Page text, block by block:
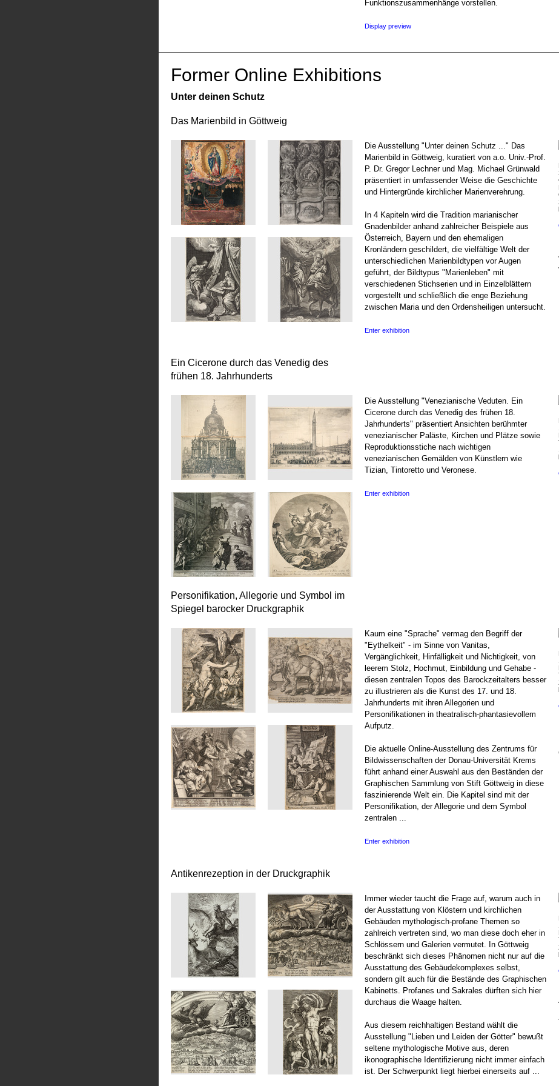
Funktionszusammenhänge vorstellen.
Display preview
Former Online Exhibitions
Unter deinen Schutz
Das Marienbild in Göttweig
Die Ausstellung "Unter deinen Schutz ..." Das
Marienbild in Göttweig, kuratiert von a.o. Univ.-Prof.
P. Dr. Gregor Lechner und Mag. Michael Grünwald
präsentiert in umfassender Weise die Geschichte
und Hintergründe kirchlicher Marienverehrung.
In 4 Kapiteln wird die Tradition marianischer
Gnadenbilder anhand zahlreicher Beispiele aus
Österreich, Bayern und den ehemaligen
Kronländern geschildert, die vielfältige Welt der
unterschiedlichen Marienbildtypen vor Augen
geführt, der Bildtypus "Marienleben" mit
verschiedenen Stichserien und in Einzelblättern
vorgestellt und schließlich die enge Beziehung
zwischen Maria und den Ordensheiligen untersucht.
Enter exhibition
Ein Cicerone durch das Venedig des
frühen 18. Jahrhunderts
Die Ausstellung "Venezianische Veduten. Ein
Cicerone durch das Venedig des frühen 18.
Jahrhunderts" präsentiert Ansichten berühmter
venezianischer Paläste, Kirchen und Plätze sowie
Reproduktionsstiche nach wichtigen
venezianischen Gemälden von Künstlern wie
Tizian, Tintoretto und Veronese.
Enter exhibition
Personifikation, Allegorie und Symbol im
Spiegel barocker Druckgraphik
Kaum eine "Sprache" vermag den Begriff der
"Eythelkeit" - im Sinne von Vanitas,
Vergänglichkeit, Hinfälligkeit und Nichtigkeit, von
leerem Stolz, Hochmut, Einbildung und Gehabe -
diesen zentralen Topos des Barockzeitalters besser
zu illustrieren als die Kunst des 17. und 18.
Jahrhunderts mit ihren Allegorien und
Personifikationen in theatralisch-phantasievollem
Aufputz.
Die aktuelle Online-Ausstellung des Zentrums für
Bildwissenschaften der Donau-Universität Krems
führt anhand einer Auswahl aus den Beständen der
Graphischen Sammlung von Stift Göttweig in diese
faszinierende Welt ein. Die Kapitel sind mit der
Personifikation, der Allegorie und dem Symbol
zentralen ...
Enter exhibition
Antikenrezeption in der Druckgraphik
Immer wieder taucht die Frage auf, warum auch in
der Ausstattung von Klöstern und kirchlichen
Gebäuden mythologisch-profane Themen so
zahlreich vertreten sind, wo man diese doch eher in
Schlössern und Galerien vermutet. In Göttweig
beschränkt sich dieses Phänomen nicht nur auf die
Ausstattung des Gebäudekomplexes selbst,
sondern gilt auch für die Bestände des Graphischen
Kabinetts. Profanes und Sakrales dürften sich hier
durchaus die Waage halten.
Aus diesem reichhaltigen Bestand wählt die
Ausstellung "Lieben und Leiden der Götter" bewußt
seltene mythologische Motive aus, deren
ikonographische Identifizierung nicht immer einfach
ist. Der Schwerpunkt liegt hierbei einerseits auf ...